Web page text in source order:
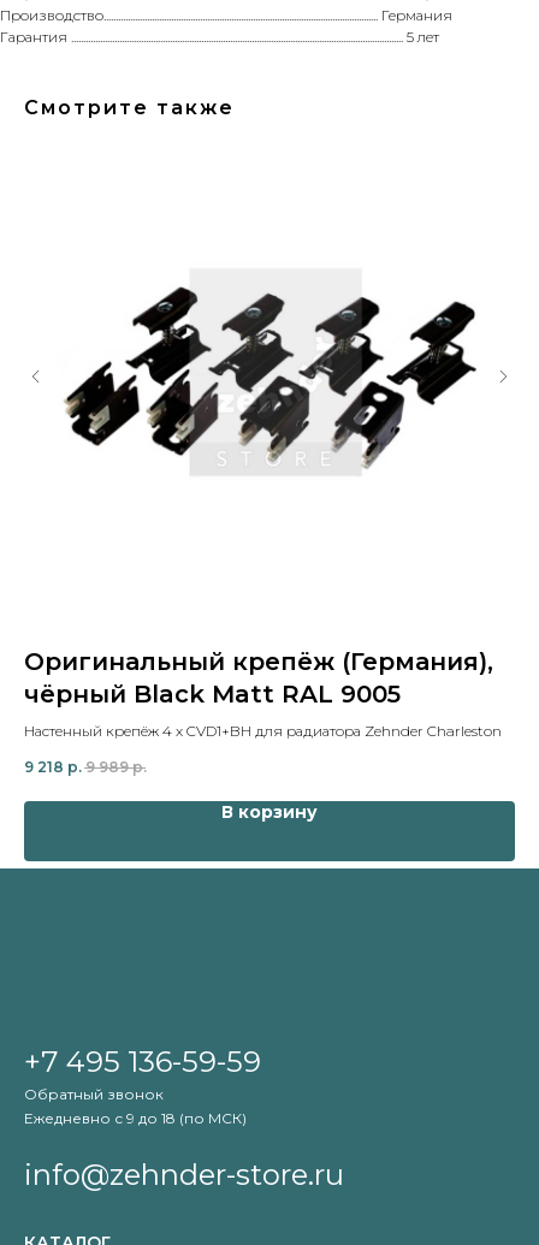
Производство.................................................................................................................. Германия
Гарантия .......................................................................................................................................... 5 лет
Смотрите также
Оригинальный крепёж (Германия),
чёрный Black Matt RAL 9005
Настенный крепёж 4 x CVD1+BH для радиатора Zehnder Charleston
9 218 р. 9 989 р.
В корзину
+7 495 136-59-59
Обратный звонок
Ежедневно с 9 до 18 (по МСК)
info@zehnder-store.ru